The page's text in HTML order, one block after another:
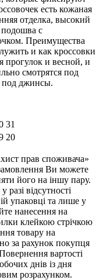
есть кожаная
отделка, высокий
подошва с
Преимущества
и как кроссовки
прогулок и весной, и
смотрятся под
под джинсы.
31
20
прав споживача»
Ви можете
його на іншу пару.
відсутності
упаковці та лише у
нанесення на
клейкою стрічкою
товару на
за рахунок покупця
вартості
днів із дня
розрахунком.